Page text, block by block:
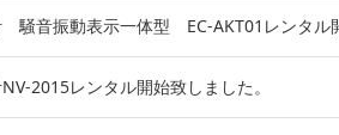
騒音振動表示一体型 EC-AKT01レンタル
2015レンタル開始致しました。